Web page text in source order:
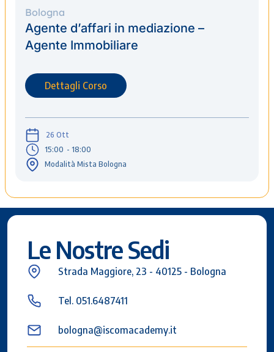
Bologna
Agente d’affari in mediazione –
Agente Immobiliare
Dettagli Corso
26 Ott
15:00 - 18:00
Modalità Mista Bologna
Le Nostre Sedi
Strada Maggiore, 23 - 40125 - Bologna
Tel. 051.6487411
bologna@iscomacademy.it